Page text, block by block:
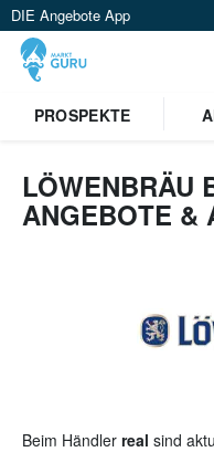
DIE Angebote App
PROSPEKTE
LÖWENBRÄU
ANGEBOTE &
Beim Händler real sind